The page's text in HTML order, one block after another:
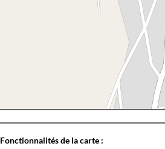
Fonctionnalités de la carte :